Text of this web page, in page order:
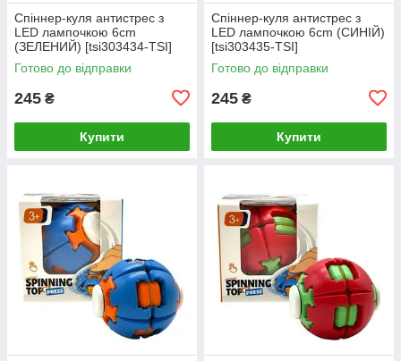
Спіннер-куля антистрес з
LED лампочкою 6cm
(ЗЕЛЕНИЙ) [tsi303434-TSI]
Готово до відправки
245 ₴
Купити
Спіннер-куля антистрес з
LED лампочкою 6cm (СИНІЙ)
[tsi303435-TSI]
Готово до відправки
245 ₴
Купити